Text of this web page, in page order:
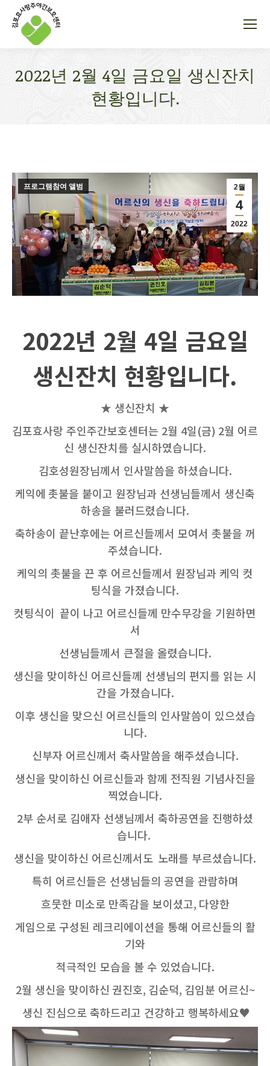
2022년 2월 4일 금요일 생신잔치
현황입니다.
2월
4
2022
프로그램참여 앨범
2022년 2월 4일 금요일
생신잔치 현황입니다.
★ 생신잔치 ★
김포효사랑 주인주간보호센터는 2월 4일(금) 2월 어르
신 생신잔치를 실시하였습니다.
김호성원장님께서 인사말씀을 하셨습니다.
케익에 촛불을 붙이고 원장님과 선생님들께서 생신축
하송을 불러드렸습니다.
축하송이 끝난후에는 어르신들께서 모여서 촛불을 꺼
주셨습니다.
케익의 촛불을 끈 후 어르신들께서 원장님과 케익 컷
팅식을 가졌습니다.
컷팅식이 끝이 나고 어르신들께 만수무강을 기원하면
서
선생님들께서 큰절을 올렸습니다.
생신을 맞이하신 어르신들께 선생님의 편지를 읽는 시
간을 가졌습니다.
이후 생신을 맞으신 어르신들의 인사말씀이 있으셨습
니다.
신부자 어르신께서 축사말씀을 해주셨습니다.
생신을 맞이하신 어르신들과 함께 전직원 기념사진을
찍었습니다.
2부 순서로 김애자 선생님께서 축하공연을 진행하셨
습니다.
생신을 맞이하신 어르신께서도 노래를 부르셨습니다.
특히 어르신들은 선생님들의 공연을 관람하며
흐뭇한 미소로 만족감을 보이셨고, 다양한
게임으로 구성된 레크리에이션을 통해 어르신들의 활
기와
적극적인 모습을 볼 수 있었습니다.
2월 생신을 맞이하신 권진호, 김순덕, 김임분어르신~
생신 진심으로 축하드리고 건강하고 행복하세요♥